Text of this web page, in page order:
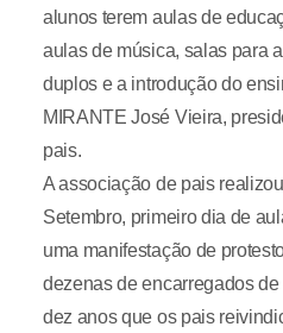
alunos terem aulas de
aulas de música, salas para
duplos e a introdução do
MIRANTE José Vieira,
pais.
A associação de pais
Setembro, primeiro dia de
uma manifestação de
dezenas de encarregados
dez anos que os pais